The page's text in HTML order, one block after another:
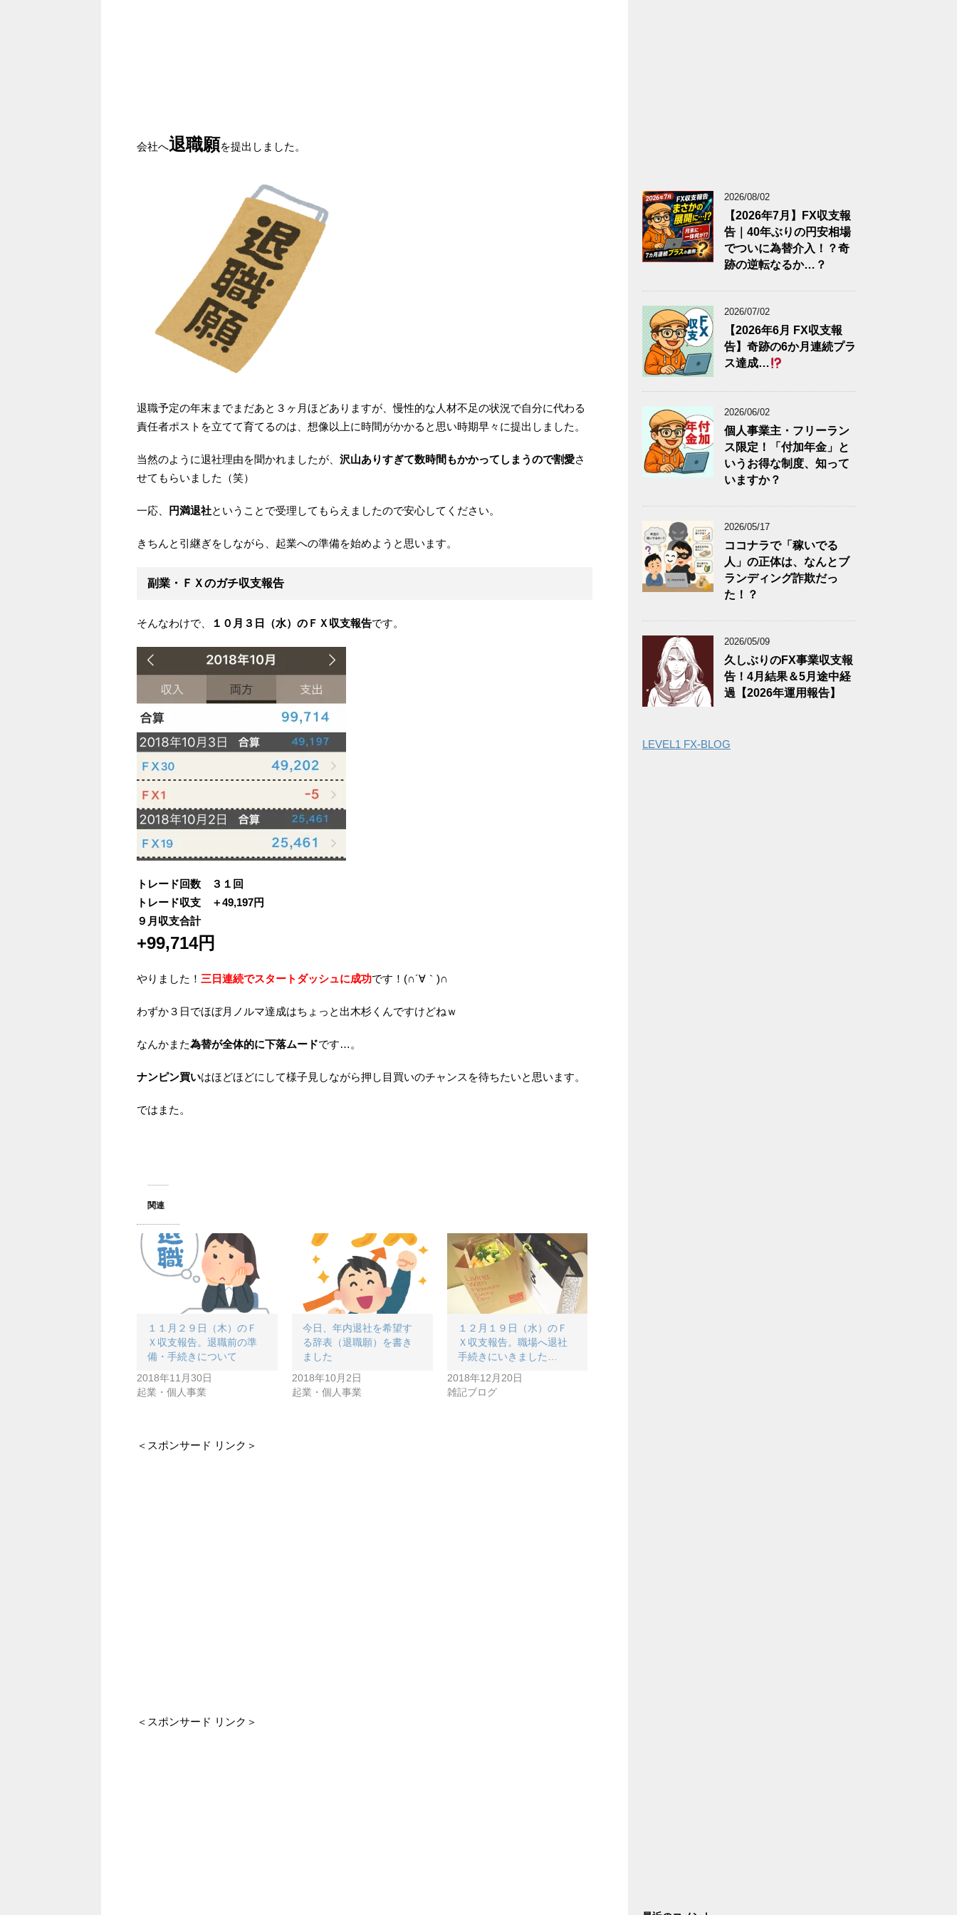
会社へ退職願を提出しました。
退職予定の年末までまだあと３ヶ月ほどありますが、慢性的な人材不足の状況で自分に代わる
責任者ポストを立てて育てるのは、想像以上に時間がかかると思い時期早々に提出しました。
当然のように退社理由を聞かれましたが、 沢山ありすぎて数時間もかかってしまうので割愛さ
せてもらいました（笑）
一応、 円満退社ということで受理してもらえましたので安心してください。
きちんと引継ぎをしながら、起業への準備を始めようと思います。
副業・ＦＸのガチ収支報告
そんなわけで、 １０月３日（水）のＦＸ収支報告です。
トレード回数 ３１回
トレード収支 ＋49,197円
９月収支合計
+99,714円
やりました！ 三日連続でスタートダッシュに成功です！(∩´∀｀)∩
わずか３日でほぼ月ノルマ達成はちょっと出木杉くんですけどねｗ
なんかまた為替が全体的に下落ムードです…。
ナンピン買いはほどほどにして様子見しながら押し目買いのチャンスを待ちたいと思います。
ではまた。
関連
１１月２９日（木）のＦ
Ｘ収支報告。退職前の準
備・手続きについて
2018年11月30日
起業・個人事業
今日、年内退社を希望す
る辞表（退職願）を書き
ました
2018年10月2日
起業・個人事業
１２月１９日（水）のＦ
Ｘ収支報告。職場へ退社
手続きにいきました…
2018年12月20日
雑記ブログ
＜スポンサード リンク＞
＜スポンサード リンク＞
2026/08/02
【2026年7月】FX収支報
告｜40年ぶりの円安相場
でついに為替介入！？奇
跡の逆転なるか…？
2026/07/02
【2026年6月 FX収支報
告】奇跡の6か月連続プラ
ス達成…
2026/06/02
個人事業主・フリーラン
ス限定！「付加年金」と
いうお得な制度、知って
いますか？
2026/05/17
ココナラで「稼いでる
人」の正体は、なんとブ
ランディング詐欺だっ
た！？
2026/05/09
久しぶりのFX事業収支報
告！4月結果＆5月途中経
過【2026年運用報告】
LEVEL1 FX-BLOG